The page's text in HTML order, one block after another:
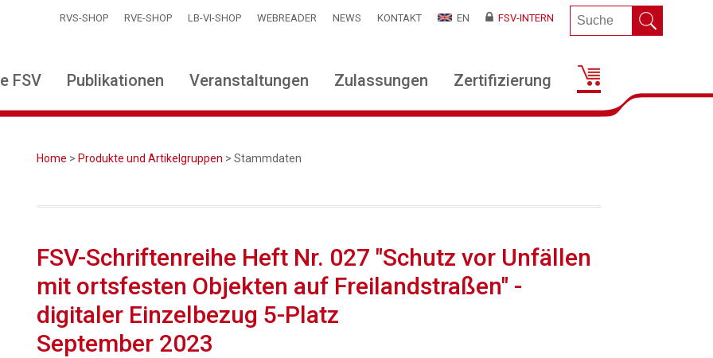
RVS-SHOP RVE-SHOP LB-VI-SHOP WEBREADER NEWS KONTAKT EN FSV-INTERN
FSV Publikationen Veranstaltungen Zulassungen Zertifizierung
Home > Produkte und Artikelgruppen > Stammdaten
FSV-Schriftenreihe Heft Nr. 027 "Schutz vor Unfällen
mit ortsfesten Objekten auf Freilandstraßen" -
digitaler Einzelbezug 5-Platz
September 2023